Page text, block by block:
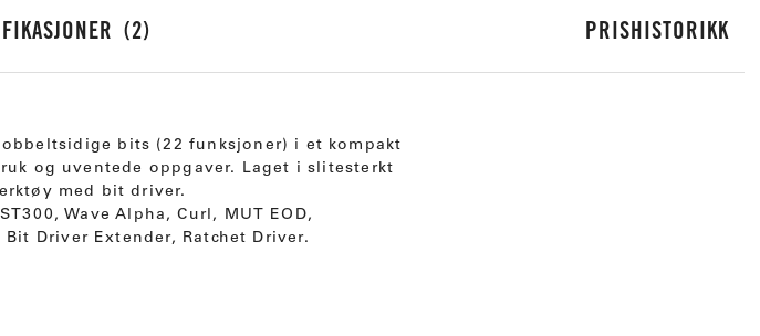
2 PRISHISTORIKK
bits (22 funksjoner) i et kompakt
og uventede oppgaver. Laget i slitesterkt
med bit driver.
Wave Alpha, Curl, MUT EOD,
Driver Extender, Ratchet Driver.